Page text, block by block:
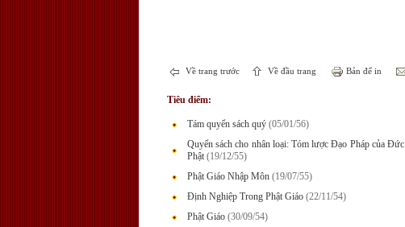
Về trang trước Về đầu trang Bản để in
Tiêu điểm:
Tám quyển sách quý (05/01/56)
Quyển sách cho nhân loại: Tóm lược Đạo Pháp của Đức
Phật (19/12/55)
Phật Giáo Nhập Môn (19/07/55)
Định Nghiệp Trong Phật Giáo (22/11/54)
Phật Giáo (30/09/54)